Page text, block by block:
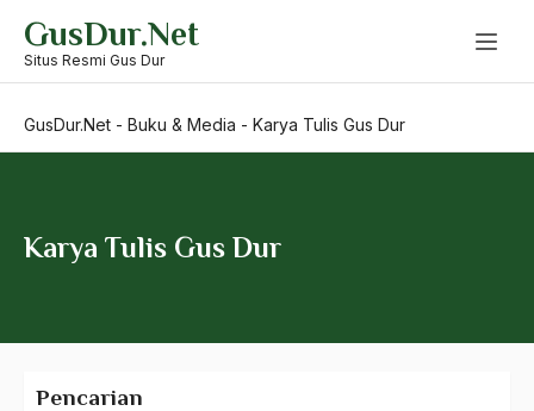
content
GusDur.Net
Situs Resmi Gus Dur
GusDur.Net - Buku & Media - Karya Tulis Gus Dur
Karya Tulis Gus Dur
Pencarian